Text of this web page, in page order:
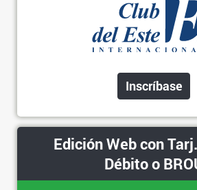
Inscríbase
Edición Web con
Débito o